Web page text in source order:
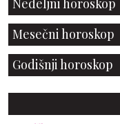
Nedeljni horoskop
Mesečni horoskop
Godišnji horoskop